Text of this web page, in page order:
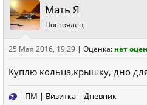
Мать Я
Постоялец
25 Мая 2016, 19:29 | Оценка: нет
Куплю кольца,крышку, дно
| ПМ | Визитка | Дневник